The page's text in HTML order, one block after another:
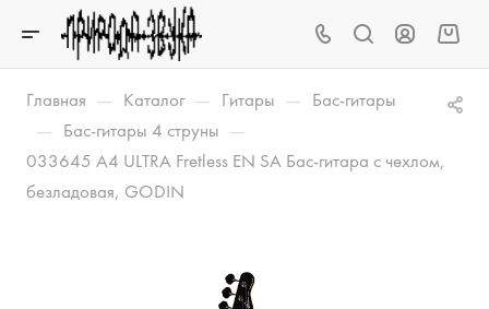
Главная — Каталог — Гитары — Бас-гитары
— Бас-гитары 4 струны —
033645 A4 ULTRA Fretless EN SA Бас-гитара с чехлом,
безладовая, GODIN